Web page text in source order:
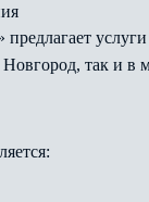
так и в